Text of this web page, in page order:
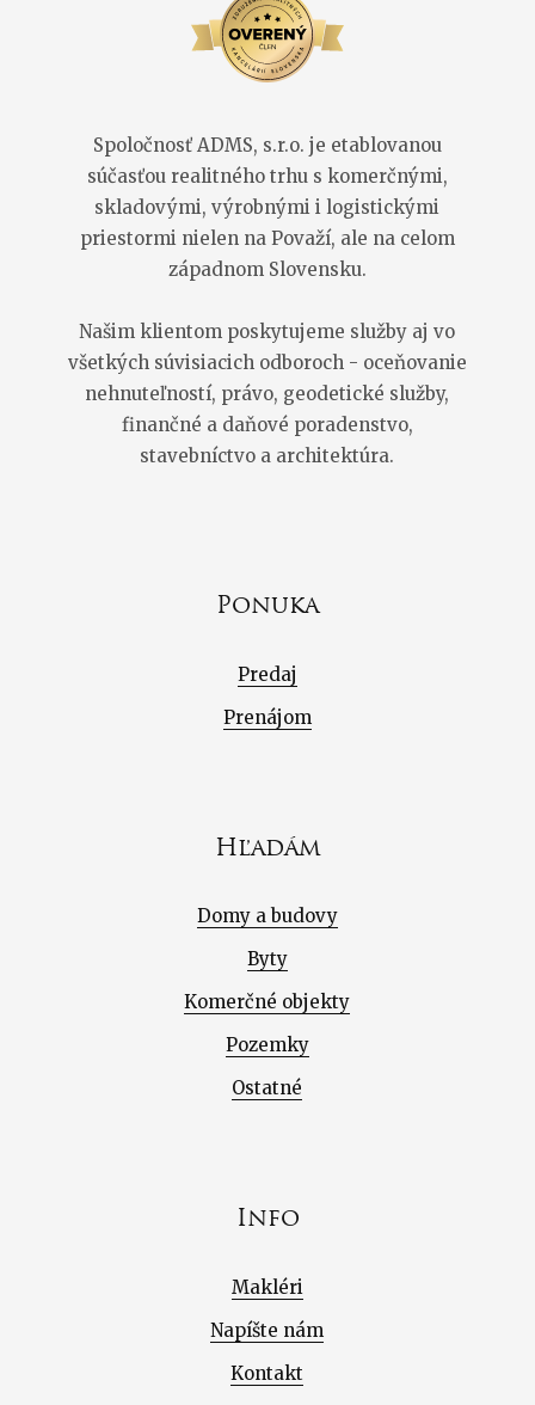
Spoločnosť ADMS, s.r.o. je etablovanou
súčasťou realitného trhu s komerčnými,
skladovými, výrobnými i logistickými
priestormi nielen na Považí, ale na celom
západnom Slovensku.
Našim klientom poskytujeme služby aj vo
všetkých súvisiacich odboroch - oceňovanie
nehnuteľností, právo, geodetické služby,
finančné a daňové poradenstvo,
stavebníctvo a architektúra.
Ponuka
Predaj
Prenájom
Hľadám
Domy a budovy
Byty
Komerčné objekty
Pozemky
Ostatné
Info
Makléri
Napíšte nám
Kontakt